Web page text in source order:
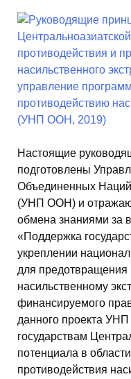
Настоящие
подготовлены
Объединенных Наций
(УНП ООН) и
обмена знаниями за
«Поддержка
укреплении
для предотвращения
насильственному
финансируемого
данного проекта
государствам
потенциала в
противодействия